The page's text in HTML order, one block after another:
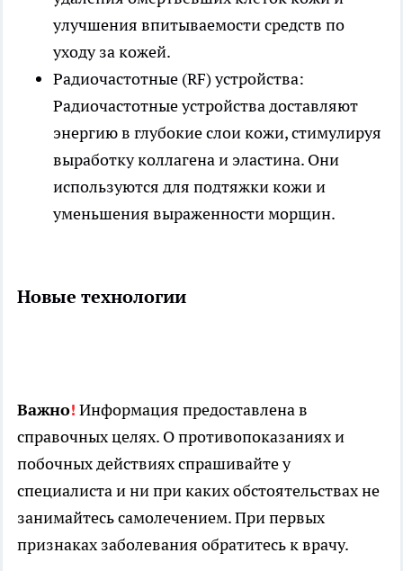
улучшения впитываемости средств по
уходу за кожей.
Радиочастотные (RF) устройства:
Радиочастотные устройства доставляют
энергию в глубокие слои кожи, стимулируя
выработку коллагена и эластина. Они
используются для подтяжки кожи и
уменьшения выраженности морщин.
Новые технологии
Важно! Информация предоставлена в
справочных целях. О противопоказаниях и
побочных действиях спрашивайте у
специалиста и ни при каких обстоятельствах не
занимайтесь самолечением. При первых
признаках заболевания обратитесь к врачу.